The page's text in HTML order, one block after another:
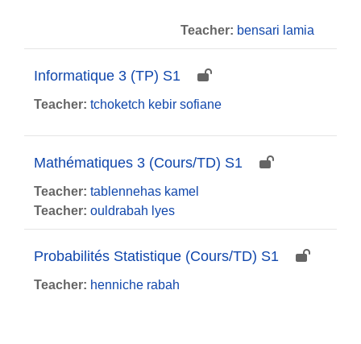
Teacher: bensari lamia
Informatique 3 (TP) S1
Teacher: tchoketch kebir sofiane
Mathématiques 3 (Cours/TD) S1
Teacher: tablennehas kamel
Teacher: ouldrabah lyes
Probabilités Statistique (Cours/TD) S1
Teacher: henniche rabah